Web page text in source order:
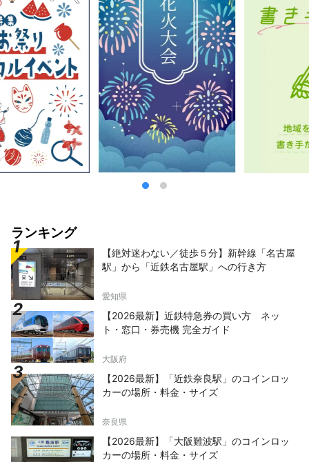
ランキング
【絶対迷わない／徒歩５分】新幹線「名古屋
駅」から「近鉄名古屋駅」への行き方
愛知県
【2026最新】近鉄特急券の買い方 ネッ
ト・窓口・券売機 完全ガイド
大阪府
【2026最新】「近鉄奈良駅」のコインロッ
カーの場所・料金・サイズ
奈良県
【2026最新】「大阪難波駅」のコインロッ
カーの場所・料金・サイズ